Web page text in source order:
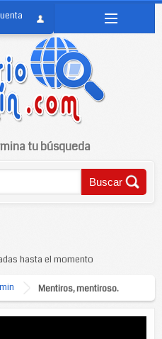
tu búsqueda
hasta el momento
Mentiros, mentiroso.